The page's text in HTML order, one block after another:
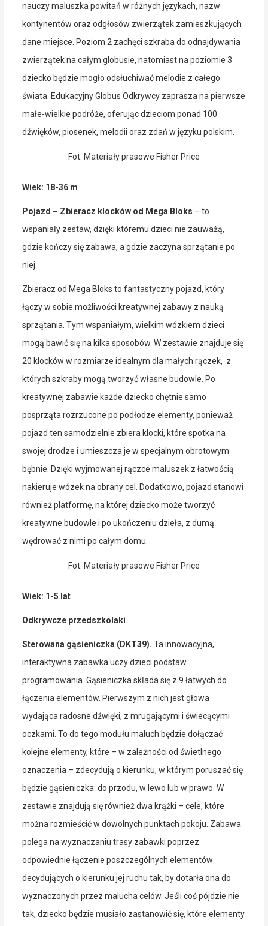
nauczy maluszka powitań w różnych językach, nazw
kontynentów oraz odgłosów zwierzątek zamieszkujących
dane miejsce. Poziom 2 zachęci szkraba do odnajdywania
zwierzątek na całym globusie, natomiast na poziomie 3
dziecko będzie mogło odsłuchiwać melodie z całego
świata. Edukacyjny Globus Odkrywcy zaprasza na pierwsze
małe-wielkie podróże, oferując dzieciom ponad 100
dźwięków, piosenek, melodii oraz zdań w języku polskim.
Fot. Materiały prasowe Fisher Price
Wiek: 18-36 m
Pojazd – Zbieracz klocków od Mega Bloks – to
wspaniały zestaw, dzięki któremu dzieci nie zauważą,
gdzie kończy się zabawa, a gdzie zaczyna sprzątanie po
niej.
Zbieracz od Mega Bloks to fantastyczny pojazd, który
łączy w sobie możliwości kreatywnej zabawy z nauką
sprzątania. Tym wspaniałym, wielkim wózkiem dzieci
mogą bawić się na kilka sposobów. W zestawie znajduje się
20 klocków w rozmiarze idealnym dla małych rączek, z
których szkraby mogą tworzyć własne budowle. Po
kreatywnej zabawie każde dziecko chętnie samo
posprząta rozrzucone po podłodze elementy, ponieważ
pojazd ten samodzielnie zbiera klocki, które spotka na
swojej drodze i umieszcza je w specjalnym obrotowym
bębnie. Dzięki wyjmowanej rączce maluszek z łatwością
nakieruje wózek na obrany cel. Dodatkowo, pojazd stanowi
również platformę, na której dziecko może tworzyć
kreatywne budowle i po ukończeniu dzieła, z dumą
wędrować z nimi po całym domu.
Fot. Materiały prasowe Fisher Price
Wiek: 1-5 lat
Odkrywcze przedszkolaki
Sterowana gąsieniczka (DKT39). Ta innowacyjna,
interaktywna zabawka uczy dzieci podstaw
programowania. Gąsieniczka składa się z 9 łatwych do
łączenia elementów. Pierwszym z nich jest głowa
wydająca radosne dźwięki, z mrugającymi i świecącymi
oczkami. To do tego modułu maluch będzie dołączać
kolejne elementy, które – w zależności od świetlnego
oznaczenia – zdecydują o kierunku, w którym poruszać się
będzie gąsieniczka: do przodu, w lewo lub w prawo. W
zestawie znajdują się również dwa krążki – cele, które
można rozmieścić w dowolnych punktach pokoju. Zabawa
polega na wyznaczaniu trasy zabawki poprzez
odpowiednie łączenie poszczególnych elementów
decydujących o kierunku jej ruchu tak, by dotarła ona do
wyznaczonych przez malucha celów. Jeśli coś pójdzie nie
tak, dziecko będzie musiało zastanowić się, które elementy